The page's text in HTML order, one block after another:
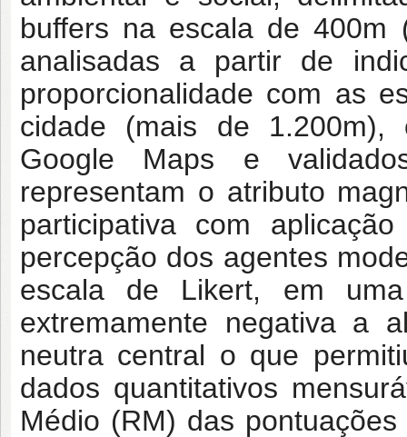
buffers na escala de 400m
analisadas a partir de
proporcionalidade com as
cidade (mais de
Google Maps e
representam o atributo
participativa com
percepção dos agentes
escala de Likert, em
extremamente negativa a
neutra central o que
dados quantitativos
Médio (RM) das